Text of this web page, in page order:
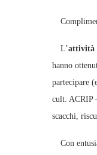
L’attività
hanno
partecipare
cult. ACRIP
scacchi,
Con